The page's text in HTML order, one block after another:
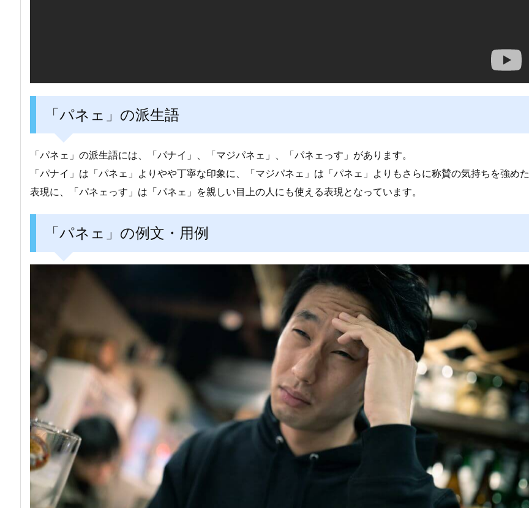
「パネェ」の派生語
「パネェ」の派生語には、「パナイ」、「マジパネェ」、「パネェっす」があります。
「パナイ」は「パネェ」よりやや丁寧な印象に、「マジパネェ」は「パネェ」よりもさらに称賛の気持ちを強めた
表現に、「パネェっす」は「パネェ」を親しい目上の人にも使える表現となっています。
「パネェ」の例文・用例